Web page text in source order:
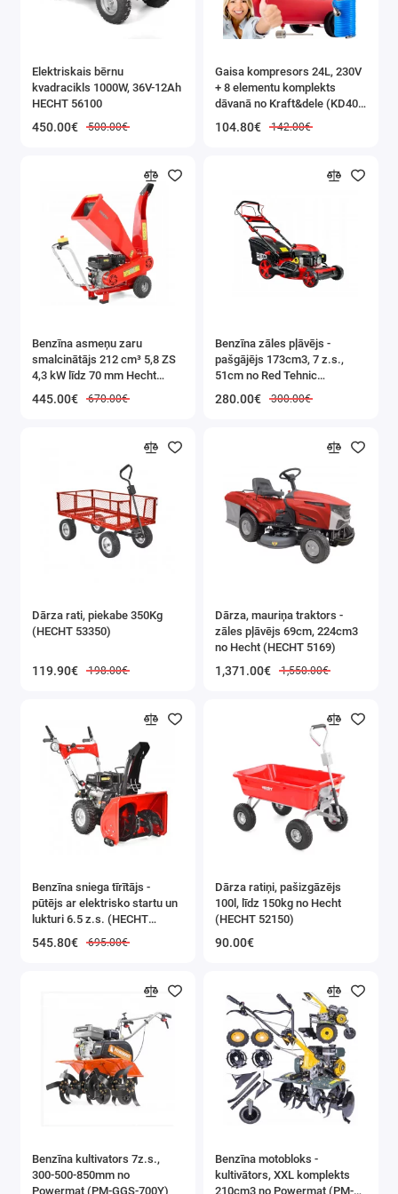
✔️ Augsta
efektivitāte
✔️ Ergonomisks
dizains
✔️ Izturība
✔️ Darba stabilitāte
✔️ Mobilitāte
✔️ Daudzpusīga
✅PLAŠS PIELIETOJUMS
✔️Autoservisos
un pievilkšana kravas
automašīnās,
autobusos un
lauksaimniecības
konstrukciju elementu
montāža un
✔️Būvniecība
– darbi,
kas saistīti ar tērauda
konstrukciju un rāmju
montāžu.
apkope– iekārtu,
kurām nepieciešams
✔️Transports un
loģistika
– lielgabarīta
transportlīdzekļu un
noliktavu aprīkojuma
apkalpošana.
nozare – darbs uz
kuģiem, kur
Elektriskais bērnu
kvadracikls 1000W, 36V-12Ah
HECHT 56100
450.00€ 500.00€
Gaisa kompresors 24L, 230V
+ 8 elementu komplekts
dāvanā no Kraft&dele (KD400
104.80€ 142.00€
Benzīna asmeņu zaru
smalcinātājs 212 cm³ 5,8 ZS
4,3 kW līdz 70 mm Hecht
445.00€ 670.00€
Benzīna zāles pļāvējs -
pašgājējs 173cm3, 7 z.s.,
51cm no Red Tehnic
280.00€ 300.00€
Dārza rati, piekabe 350Kg
(HECHT 53350)
119.90€ 198.00€
Dārza, mauriņa traktors -
zāles pļāvējs 69cm, 224cm3
no Hecht (HECHT 5169)
1,371.00€ 1,550.00€
Benzīna sniega tīrītājs -
pūtējs ar elektrisko startu un
lukturi 6.5 z.s. (HECHT
545.80€ 695.00€
Dārza ratiņi, pašizgāzējs
100l, līdz 150kg no Hecht
(HECHT 52150)
90.00€
Benzīna kultivators 7z.s.,
300-500-850mm no
Powermat (PM-GGS-700Y)
Benzīna motobloks -
kultivātors, XXL komplekts
210cm3 no Powermat (PM-